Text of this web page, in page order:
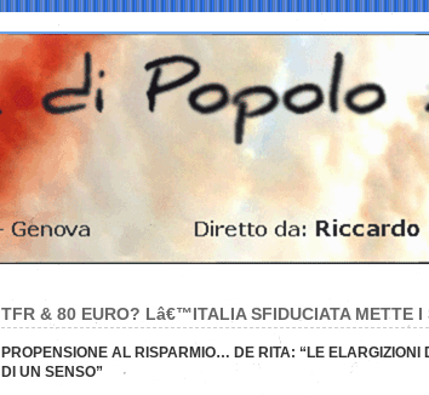
TFR & 80 EURO? Lâ€™ITALIA SFIDUCIATA METTE I
PROPENSIONE AL RISPARMIO… DE RITA: “LE ELARGIZIONI
DI UN SENSO”